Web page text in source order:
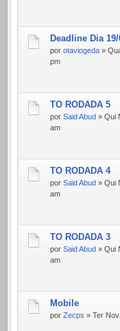
Deadline Dia
por otaviogeda »
pm
TO RODADA 5
por Said Abud » Qui
am
TO RODADA 4
por Said Abud » Qui
am
TO RODADA 3
por Said Abud » Qui
am
Mobile
por Zecps » Ter